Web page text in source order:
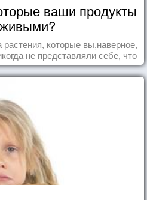
ваши продукты
которые вы,наверное,
не представляли себе, что
их в пищу.